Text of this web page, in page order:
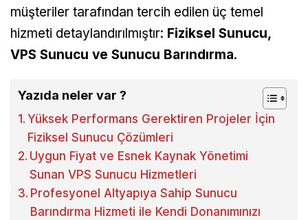
müşteriler tarafından tercih edilen üç temel
hizmeti detaylandırılmıştır: Fiziksel Sunucu,
VPS Sunucu ve Sunucu Barındırma.
Yazıda neler var ?
Yüksek Performans Gerektiren Projeler İçin
Fiziksel Sunucu Çözümleri
Uygun Fiyat ve Esnek Kaynak Yönetimi
Sunan VPS Sunucu Hizmetleri
Profesyonel Altyapıya Sahip Sunucu
Barındırma Hizmeti ile Kendi Donanımınızı